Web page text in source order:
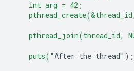
    int arg = 42;
pthread_join(thread_id,
    puts("
After the thread" );